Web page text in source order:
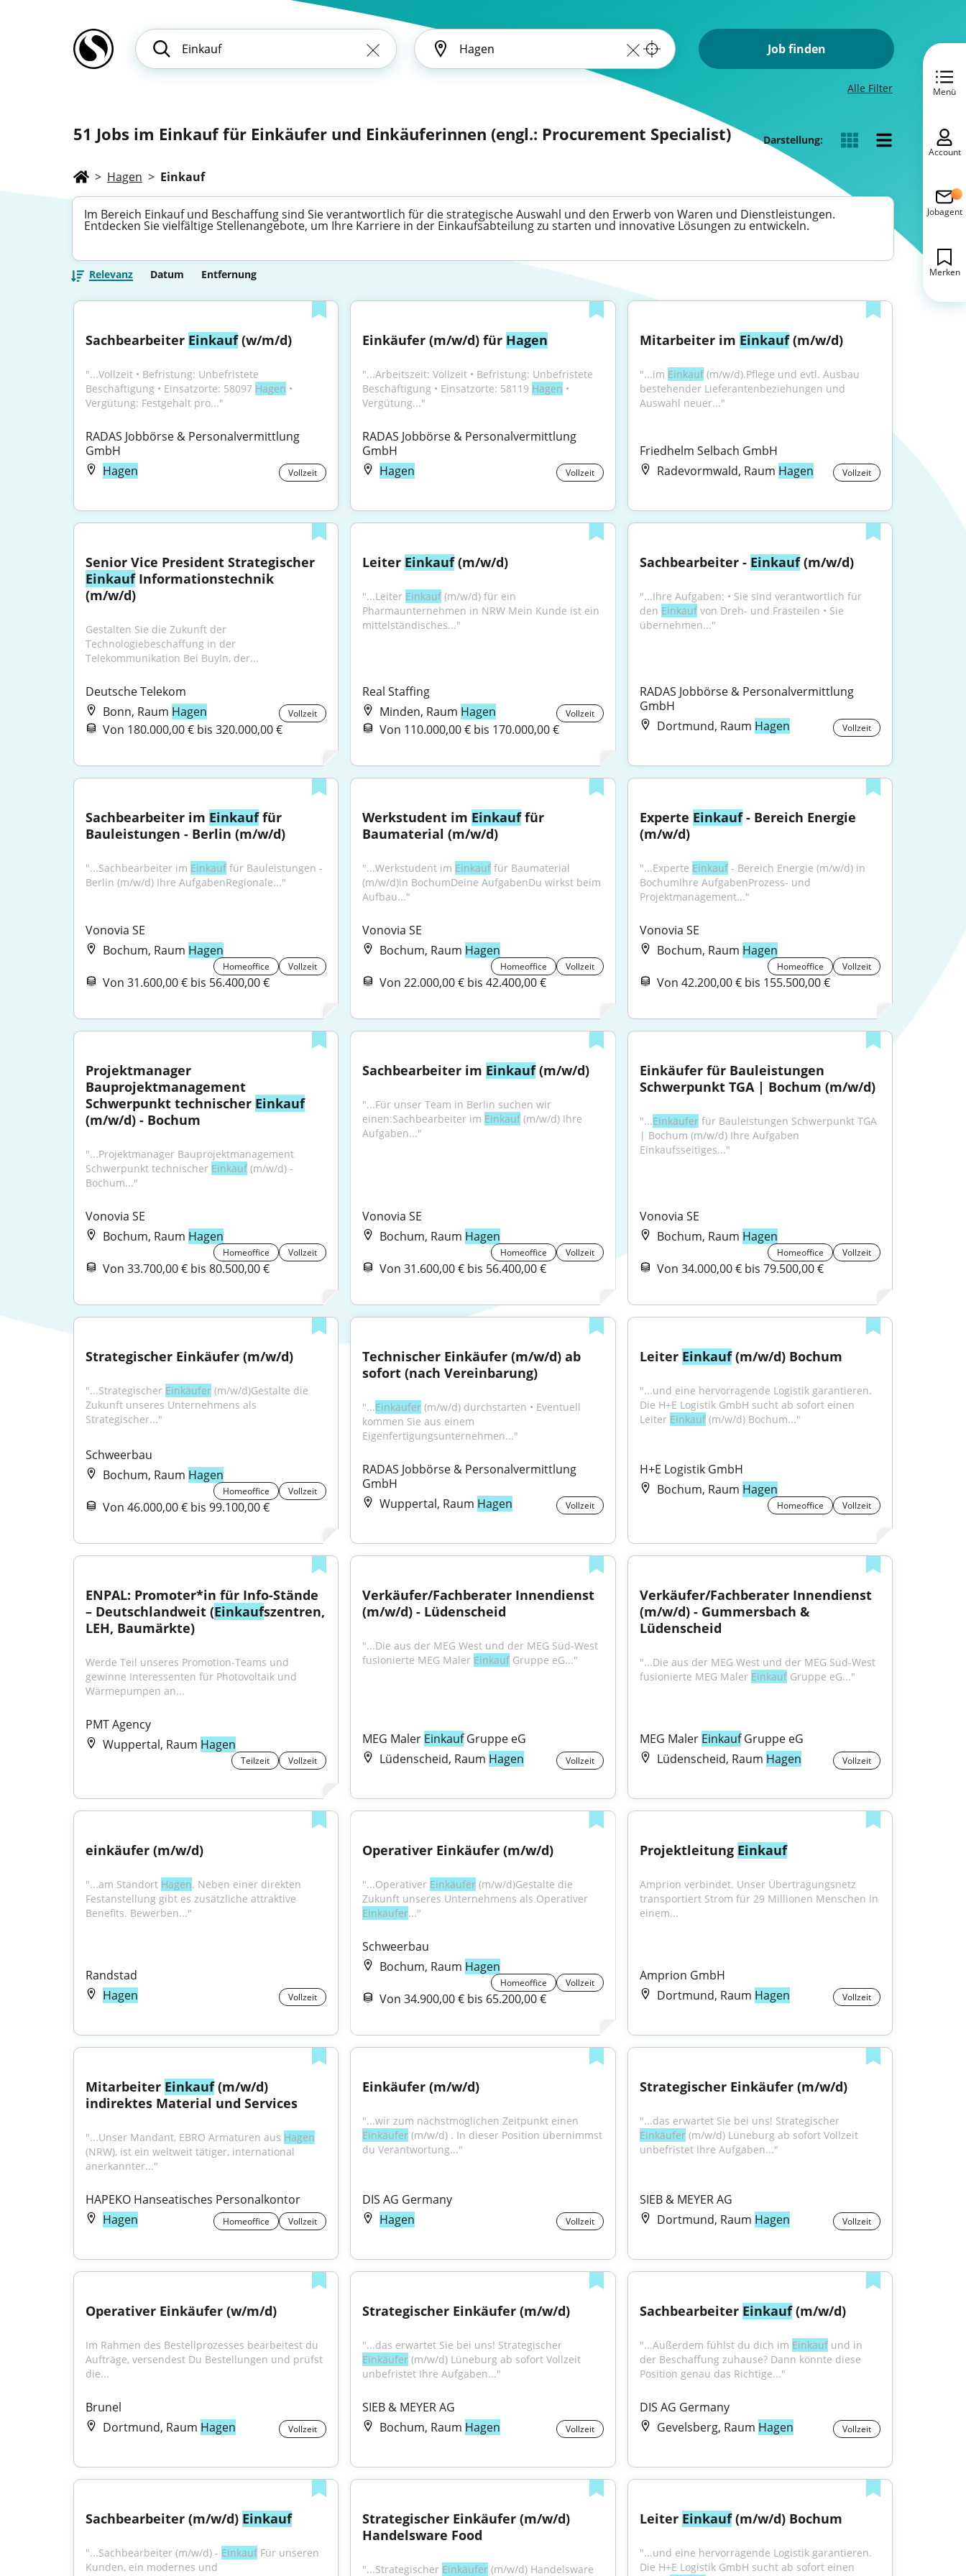
Job finden
Alle Filter
51 Jobs im Einkauf für Einkäufer und Einkäuferinnen (engl.: Procurement Specialist) Darstellung:
> Hagen > Einkauf
Im Bereich Einkauf und Beschaffung sind Sie verantwortlich für die strategische Auswahl und den Erwerb von Waren und Dienstleistungen.
Entdecken Sie vielfältige Stellenangebote, um Ihre Karriere in der Einkaufsabteilung zu starten und innovative Lösungen zu entwickeln.
Relevanz Datum Entfernung
Sachbearbeiter Einkauf (w/m/d)
"...Vollzeit • Befristung: Unbefristete
Beschäftigung • Einsatzorte: 58097 Hagen •
Vergütung: Festgehalt pro..."
RADAS Jobbörse & Personalvermittlung
GmbH
Hagen
Vollzeit
Einkäufer (m/w/d) für Hagen
"...Arbeitszeit: Vollzeit • Befristung: Unbefristete
Beschäftigung • Einsatzorte: 58119 Hagen •
Vergütung..."
RADAS Jobbörse & Personalvermittlung
GmbH
Hagen
Vollzeit
Mitarbeiter im Einkauf (m/w/d)
"...im Einkauf (m/w/d).Pflege und evtl. Ausbau
bestehender Lieferantenbeziehungen und
Auswahl neuer..."
Friedhelm Selbach GmbH
Radevormwald, Raum Hagen Vollzeit
Einkauf Informationstechnik
(m/w/d)
Gestalten Sie die Zukunft der
Technologiebeschaffung in der
Telekommunikation Bei BuyIn, der...
Deutsche Telekom
Bonn, Raum Hagen Vollzeit
Von 180.000,00 € bis 320.000,00 €
Leiter Einkauf (m/w/d)
"...Leiter Einkauf (m/w/d) für ein
Pharmaunternehmen in NRW Mein Kunde ist ein
mittelständisches..."
Real Staffing
Minden, Raum Hagen Vollzeit
Von 110.000,00 € bis 170.000,00 €
Sachbearbeiter - Einkauf (m/w/d)
"...Ihre Aufgaben: • Sie sind verantwortlich für
den Einkauf von Dreh- und Frästeilen • Sie
übernehmen..."
RADAS Jobbörse & Personalvermittlung
GmbH
Dortmund, Raum Hagen Vollzeit
Sachbearbeiter im Einkauf für
Bauleistungen - Berlin (m/w/d)
"...Sachbearbeiter im Einkauf für Bauleistungen -
Berlin (m/w/d) Ihre AufgabenRegionale..."
Vonovia SE
Bochum, Raum Hagen
Homeoffice Vollzeit
Von 31.600,00 € bis 56.400,00 €
Werkstudent im Einkauf für
Baumaterial (m/w/d)
"...Werkstudent im Einkauf für Baumaterial
(m/w/d)in BochumDeine AufgabenDu wirkst beim
Aufbau..."
Vonovia SE
Bochum, Raum Hagen
Homeoffice Vollzeit
Von 22.000,00 € bis 42.400,00 €
Experte Einkauf - Bereich Energie
(m/w/d)
"...​Experte Einkauf - Bereich Energie (m/w/d) in
BochumIhre AufgabenProzess- und
Projektmanagement..."
Vonovia SE
Bochum, Raum Hagen
Homeoffice Vollzeit
Von 42.200,00 € bis 155.500,00 €
Projektmanager
Bauprojektmanagement
Schwerpunkt technischer Einkauf
(m/w/d) - Bochum
"...Projektmanager Bauprojektmanagement
Schwerpunkt technischer Einkauf (m/w/d) -
Bochum..."
Vonovia SE
Bochum, Raum Hagen
Homeoffice Vollzeit
Von 33.700,00 € bis 80.500,00 €
Sachbearbeiter im Einkauf (m/w/d)
"...Für unser Team in Berlin suchen wir
einen:Sachbearbeiter im Einkauf (m/w/d) Ihre
Aufgaben..."
Vonovia SE
Bochum, Raum Hagen
Homeoffice Vollzeit
Von 31.600,00 € bis 56.400,00 €
Einkäufer für Bauleistungen
Schwerpunkt TGA | Bochum (m/w/d)
"...Einkäufer für Bauleistungen Schwerpunkt TGA
| Bochum (m/w/d) Ihre Aufgaben
Einkaufsseitiges..."
Vonovia SE
Bochum, Raum Hagen
Homeoffice Vollzeit
Von 34.000,00 € bis 79.500,00 €
Strategischer Einkäufer (m/w/d)
"...Strategischer Einkäufer (m/w/d)Gestalte die
Zukunft unseres Unternehmens als
Strategischer..."
Schweerbau
Bochum, Raum Hagen
Homeoffice Vollzeit
Von 46.000,00 € bis 99.100,00 €
Technischer Einkäufer (m/w/d) ab
sofort (nach Vereinbarung)
"...Einkäufer (m/w/d) durchstarten • Eventuell
kommen Sie aus einem
Eigenfertigungsunternehmen..."
RADAS Jobbörse & Personalvermittlung
GmbH
Wuppertal, Raum Hagen Vollzeit
Leiter Einkauf (m/w/d) Bochum
"...und eine hervorragende Logistik garantieren.
Die H+E Logistik GmbH sucht ab sofort einen
Leiter Einkauf (m/w/d) Bochum..."
H+E Logistik GmbH
Bochum, Raum Hagen
Homeoffice Vollzeit
ENPAL: Promoter*in für Info-Stände
– Deutschlandweit (Einkaufszentren,
LEH, Baumärkte)
Werde Teil unseres Promotion-Teams und
gewinne Interessenten für Photovoltaik und
Wärmepumpen an...
PMT Agency
Wuppertal, Raum Hagen
Teilzeit Vollzeit
Verkäufer/Fachberater Innendienst
(m/w/d) - Lüdenscheid
"...Die aus der MEG West und der MEG Süd-West
fusionierte MEG Maler Einkauf Gruppe eG..."
MEG Maler Einkauf Gruppe eG
Lüdenscheid, Raum Hagen Vollzeit
Verkäufer/Fachberater Innendienst
(m/w/d) - Gummersbach &
Lüdenscheid
"...Die aus der MEG West und der MEG Süd-West
fusionierte MEG Maler Einkauf Gruppe eG..."
MEG Maler Einkauf Gruppe eG
Lüdenscheid, Raum Hagen Vollzeit
einkäufer (m/w/d)
"...am Standort Hagen. Neben einer direkten
Festanstellung gibt es zusätzliche attraktive
Benefits. Bewerben..."
Randstad
Hagen
Vollzeit
Operativer Einkäufer (m/w/d)
"...Operativer Einkäufer (m/w/d)Gestalte die
Einkäufer..."
Schweerbau
Bochum, Raum Hagen
Homeoffice Vollzeit
Von 34.900,00 € bis 65.200,00 €
Projektleitung Einkauf
Amprion verbindet. Unser Übertragungsnetz
transportiert Strom für 29 Millionen Menschen in
einem...
Amprion GmbH
Dortmund, Raum Hagen Vollzeit
Mitarbeiter Einkauf (m/w/d)
indirektes Material und Services
"...Unser Mandant, EBRO Armaturen aus Hagen
(NRW), ist ein weltweit tätiger, international
anerkannter..."
HAPEKO Hanseatisches Personalkontor
Hagen
Homeoffice Vollzeit
Einkäufer (m/w/d)
Einkäufer (m/w/d) . In dieser Position übernimmst
du Verantwortung..."
DIS AG Germany
Hagen
Vollzeit
Strategischer Einkäufer (m/w/d)
"...das erwartet Sie bei uns! Strategischer
Einkäufer (m/w/d) Lüneburg ab sofort Vollzeit
unbefristet Ihre Aufgaben..."
SIEB & MEYER AG
Dortmund, Raum Hagen Vollzeit
Operativer Einkäufer (w/m/d)
Im Rahmen des Bestellprozesses bearbeitest du
Aufträge, versendest Du Bestellungen und prüfst
die...
Brunel
Dortmund, Raum Hagen Vollzeit
Strategischer Einkäufer (m/w/d)
Einkäufer (m/w/d) Lüneburg ab sofort Vollzeit
unbefristet Ihre Aufgaben..."
SIEB & MEYER AG
Bochum, Raum Hagen Vollzeit
Sachbearbeiter Einkauf (m/w/d)
"...Außerdem fühlst du dich im Einkauf und in
der Beschaffung zuhause? Dann könnte diese
Position genau das Richtige..."
DIS AG Germany
Gevelsberg, Raum Hagen Vollzeit
Sachbearbeiter (m/w/d) Einkauf
"...Sachbearbeiter (m/w/d) - Einkauf Für unseren
Kunden, ein modernes und
Strategischer Einkäufer (m/w/d)
Handelsware Food
"...Strategischer Einkäufer (m/w/d) Handelsware
Leiter Einkauf (m/w/d) Bochum
"...und eine hervorragende Logistik garantieren.
Die H+E Logistik GmbH sucht ab sofort einen
Menü
Account
Jobagent
Merken